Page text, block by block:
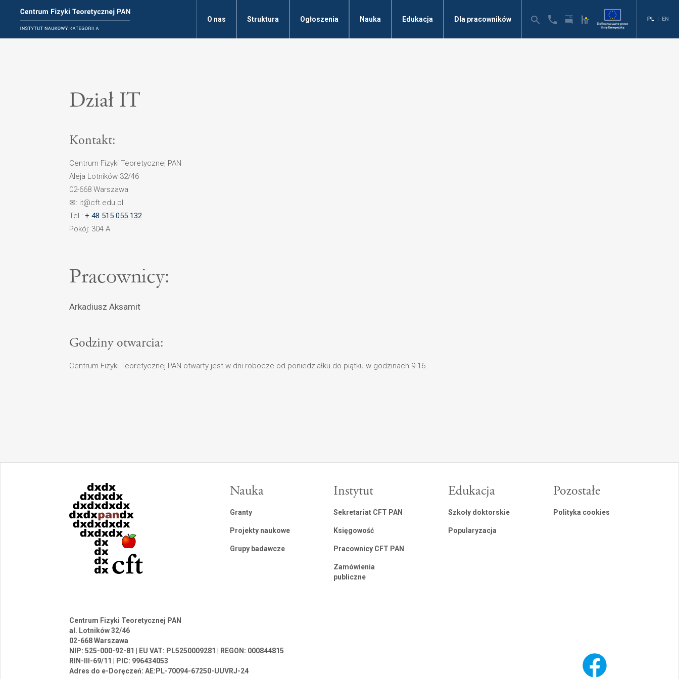
O nas Struktura Ogłoszenia Nauka Edukacja Dla pracowników PL | EN
Dział IT
Kontakt:
Centrum Fizyki Teoretycznej PAN
Aleja Lotników 32/46
02-668 Warszawa
✉: it@cft.edu.pl
Tel.: + 48 515 055 132
Pokój: 304 A
Pracownicy:
Arkadiusz Aksamit
Godziny otwarcia:
Centrum Fizyki Teoretycznej PAN otwarty jest w dni robocze od poniedziałku do piątku w godzinach 9-16.
Nauka
Granty
Projekty naukowe
Grupy badawcze
Instytut
Sekretariat CFT PAN
Księgowość
Pracownicy CFT PAN
Zamówienia
publiczne
Edukacja
Szkoły doktorskie
Popularyzacja
Pozostałe
Polityka cookies
Centrum Fizyki Teoretycznej PAN
al. Lotników 32/46
02-668 Warszawa
NIP: 525-000-92-81 | EU VAT: PL5250009281 | REGON: 000844815
RIN-III-69/11 | PIC: 996434053
Adres do e-Doręczeń: AE:PL-70094-67250-UUVRJ-24